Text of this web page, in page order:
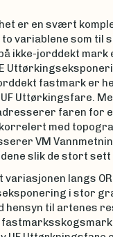
er en svært
variablene som til
ikke-jorddekt mark
fastmark er
Uttørkingsfare.
faren for
med
VM
slik de stort sett
variasjonen langs
i stor
hensyn til artenes